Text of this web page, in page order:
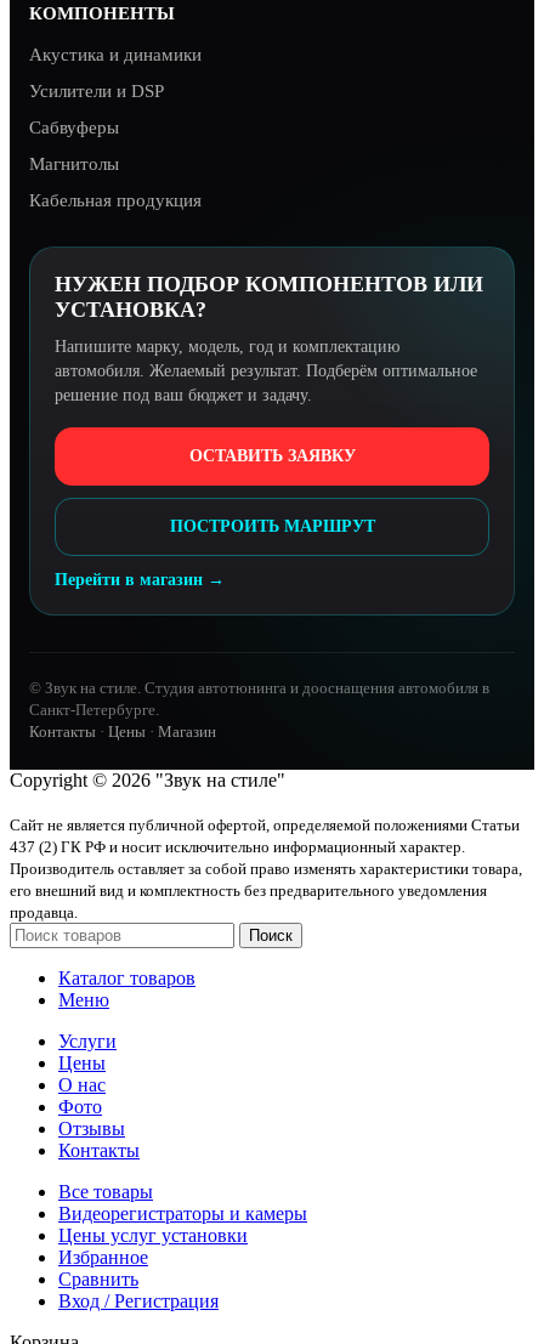
КОМПОНЕНТЫ
Акустика и динамики
Усилители и DSP
Сабвуферы
Магнитолы
Кабельная продукция
НУЖЕН ПОДБОР КОМПОНЕНТОВ ИЛИ
УСТАНОВКА?
Напишите марку, модель, год и комплектацию
автомобиля. Желаемый результат. Подберём оптимальное
решение под ваш бюджет и задачу.
ОСТАВИТЬ ЗАЯВКУ
ПОСТРОИТЬ МАРШРУТ
Перейти в магазин →
© Звук на стиле. Студия автотюнинга и дооснащения автомобиля в
Санкт-Петербурге.
Контакты · Цены · Магазин
Copyright © 2026 "Звук на стиле"
Сайт не является публичной офертой, определяемой положениями Статьи
437 (2) ГК РФ и носит исключительно информационный характер.
Производитель оставляет за собой право изменять характеристики товара,
его внешний вид и комплектность без предварительного уведомления
продавца.
Поиск
Каталог товаров
Меню
Услуги
Цены
О нас
Фото
Отзывы
Контакты
Все товары
Видеорегистраторы и камеры
Цены услуг установки
Избранное
Сравнить
Вход / Регистрация